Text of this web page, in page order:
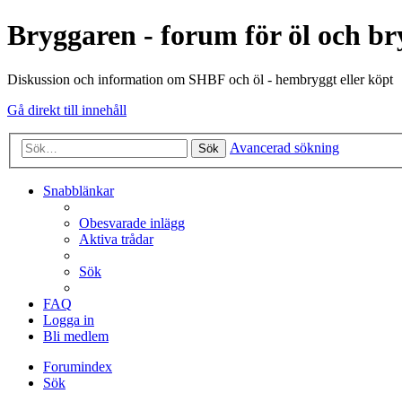
Bryggaren - forum för öl och
Diskussion och information om SHBF och öl - hembryggt eller köpt
Gå direkt till innehåll
Sök Avancerad sökning
Snabblänkar
Obesvarade inlägg
Aktiva trådar
Sök
FAQ
Logga in
Bli medlem
Forumindex
Sök